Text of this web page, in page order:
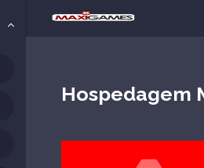
Hospedagem